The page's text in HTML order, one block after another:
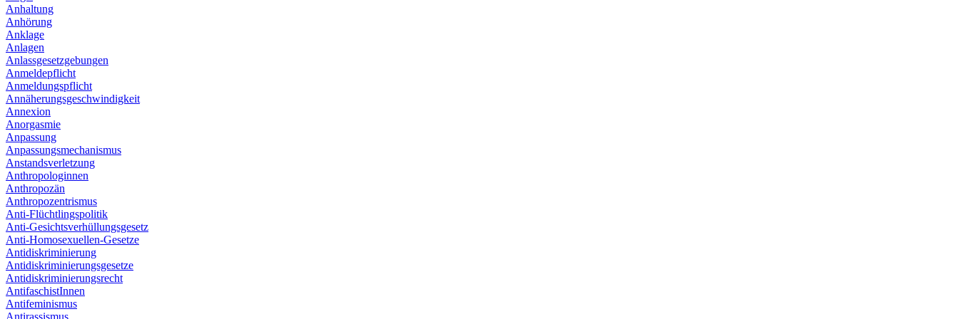
Anhaltung
Anhörung
Anklage
Anlagen
Anlassgesetzgebungen
Anmeldepflicht
Anmeldungspflicht
Annäherungsgeschwindigkeit
Annexion
Anorgasmie
Anpassung
Anpassungsmechanismus
Anstandsverletzung
Anthropologinnen
Anthropozän
Anthropozentrismus
Anti-Flüchtlingspolitik
Anti-Gesichtsverhüllungsgesetz
Anti-Homosexuellen-Gesetze
Antidiskriminierung
Antidiskriminierungsgesetze
Antidiskriminierungsrecht
AntifaschistInnen
Antifeminismus